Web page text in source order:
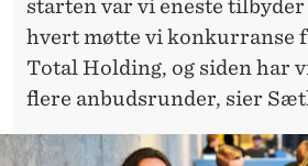
starten var vi eneste
hvert møtte vi konkurranse
Total Holding, og siden har
flere anbudsrunder, sier